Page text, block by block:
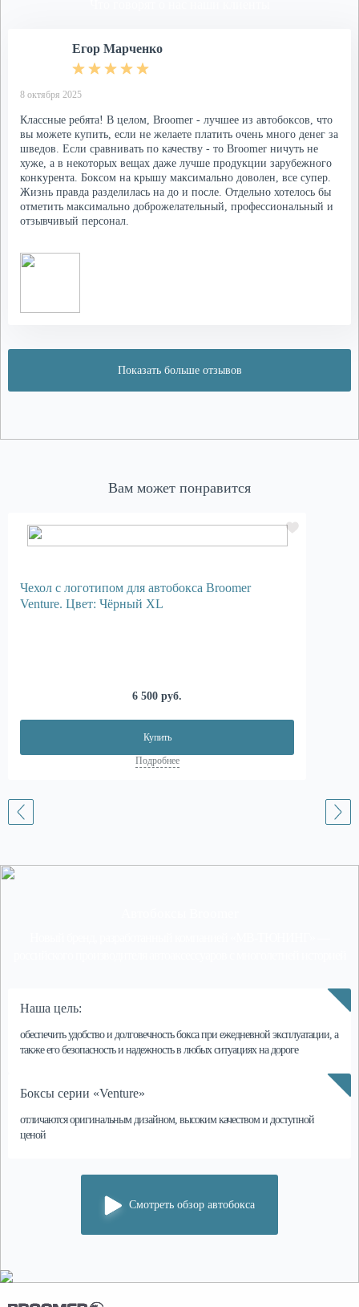
Егор Марченко
8 октября 2025
Классные ребята! В целом, Broomer - лучшее из автобоксов, что
вы можете купить, если не желаете платить очень много денег за
шведов. Если сравнивать по качеству - то Broomer ничуть не
хуже, а в некоторых вещах даже лучше продукции зарубежного
конкурента. Боксом на крышу максимально доволен, все супер.
Жизнь правда разделилась на до и после. Отдельно хотелось бы
отметить максимально доброжелательный, профессиональный и
отзывчивый персонал.
Показать больше отзывов
Вам может понравится
Чехол с логотипом для автобокса Broomer
Venture. Цвет: Чёрный XL
6 500 руб.
Купить
Подробнее
Наша цель:
обеспечить удобство и долговечность боксапри ежедневной эксплуатации, а
также его безопасность и надежность в любых ситуациях на дороге
Смотреть обзор автобокса
Боксы серии «Venture»
отличаютсяоригинальным дизайном, высоким качеством и доступной
ценой